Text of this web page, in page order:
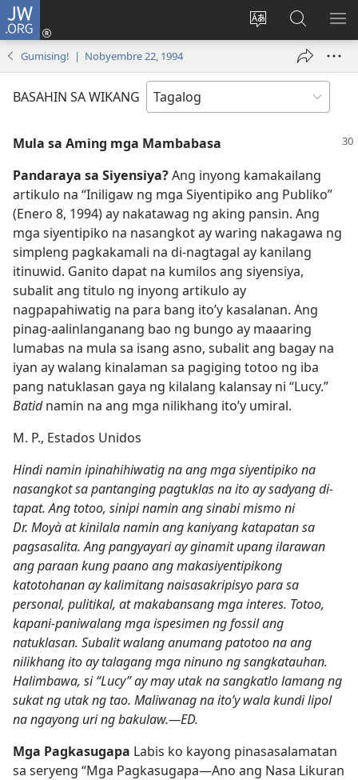
JW.ORG
Baguhin
ng
Mag-
log
bubukas
sa
JW.ORG
Gumising! | Nobyembre 22, 1994
BASAHIN SA WIKANG
Mula sa Aming mga Mambabasa
Pandaraya sa Siyensiya?Ang inyong kamakailang
artikulo na “Iniligaw ng mga Siyentipiko ang Publiko”
(Enero 8, 1994) ay nakatawag ng aking pansin. Ang
mga siyentipiko na nasangkot ay waring nakagawa ng
simpleng pagkakamali na di-nagtagal ay kanilang
itinuwid. Ganito dapat na kumilos ang siyensiya,
subalit ang titulo ng inyong artikulo ay
nagpapahiwatig na para bang ito’y kasalanan. Ang
pinag-aalinlanganang bao ng bungo ay maaaring
lumabas na mula sa isang asno, subalit ang bagay na
iyan ay walang kinalaman sa pagiging totoo ng iba
pang natuklasan gaya ng kilalang kalansay ni “Lucy.”
Batidnamin na ang mga nilikhang ito’y umiral.
M. P., Estados Unidos
Hindi namin ipinahihiwatig na ang mga siyentipiko na
nasangkot sa pantanging pagtuklas na ito ay sadyang di-
tapat. Ang totoo, sinipi namin ang sinabi mismo ni
Dr. Moyà at kinilala namin ang kaniyang katapatan sa
pagsasalita. Ang pangyayari ay ginamit upang ilarawan
ang paraan kung paano ang makasiyentipikong
katotohanan ay kalimitang naisasakripisyo para sa
personal, pulitikal, at makabansang mga interes. Totoo,
kapani-paniwalang mga ispesimen ng fossil ang
natuklasan. Subalit walang anumang patotoo na ang
nilikhang ito ay talagang mga ninuno ng sangkatauhan.
Halimbawa, si “Lucy” ay may utak na sangkatlo lamang ng
sukat ng utak ng tao. Maliwanag na ito’y wala kundi lipol
na ngayong uri ng bakulaw.​—ED.
Mga Pagkasugapa Labis ko kayong pinasasalamatan
sa seryeng “Mga Pagkasugapa​—Ano ang Nasa Likuran